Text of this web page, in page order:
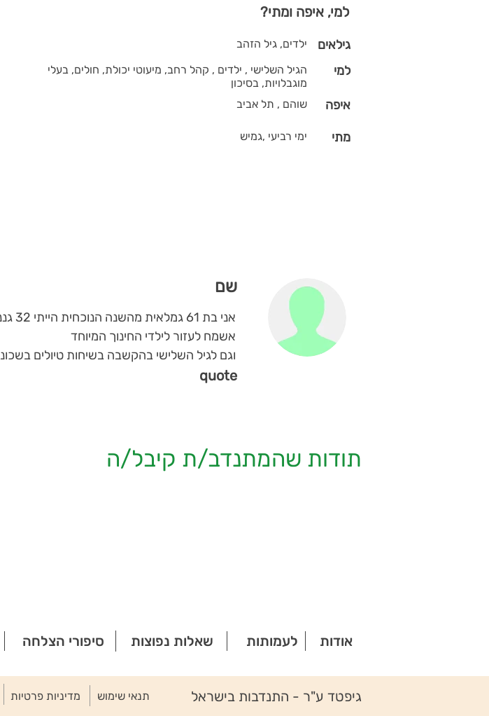
למי, איפה ומתי?
ילדים, גיל הזהב גילאים
הגיל השלישי , ילדים , קהל רחב, מיעוטי יכולת, חולים, בעלי
מוגבלויות, בסיכון
למי
שוהם , תל אביב איפה
ימי רביעי ,גמיש מתי
שם
אני בת 61 גמלאית מהשנה הנוכחית הייתי 32 גננת של משרד החינוך מתוכן 16 שנים הייתי בחינוך המיוחד
אשמח לעזור לילדי החינוך המיוחד
וגם לגיל השלישי בהקשבה בשיחות טיולים
quote
תודות שהמתנדב/ת קיבל/ה
סיפורי הצלחה שאלות נפוצות לעמותות אודות
מדיניות פרטיות תנאי שימוש גיפטד ע"ר - התנדבות בישראל